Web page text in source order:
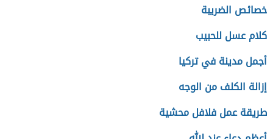
خصائص الضريبة
كلام عسل للحبيب
أجمل مدينة في تركيا
إزالة الكلف من الوجه
طريقة عمل فلافل محشية